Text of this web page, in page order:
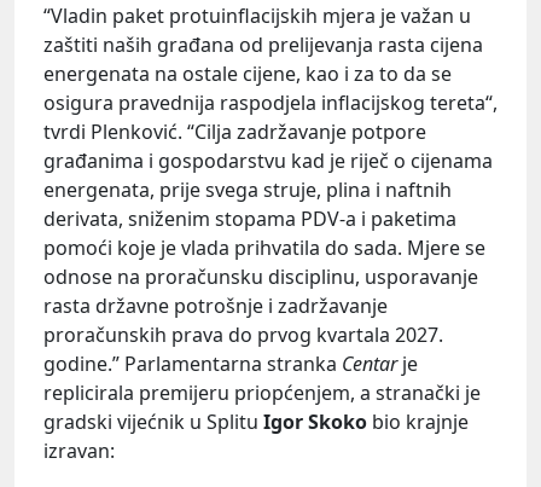
“Vladin paket protuinflacijskih mjera je važan u
zaštiti naših građana od prelijevanja rasta cijena
energenata na ostale cijene, kao i za to da se
osigura pravednija raspodjela inflacijskog tereta“,
tvrdi Plenković. “Cilja zadržavanje potpore
građanima i gospodarstvu kad je riječ o cijenama
energenata, prije svega struje, plina i naftnih
derivata, sniženim stopama PDV-a i paketima
pomoći koje je vlada prihvatila do sada. Mjere se
odnose na proračunsku disciplinu, usporavanje
rasta državne potrošnje i zadržavanje
proračunskih prava do prvog kvartala 2027.
godine.” Parlamentarna stranka Centarje
replicirala premijeru priopćenjem, a stranački je
gradski vijećnik u Splitu Igor Skoko bio krajnje
izravan: